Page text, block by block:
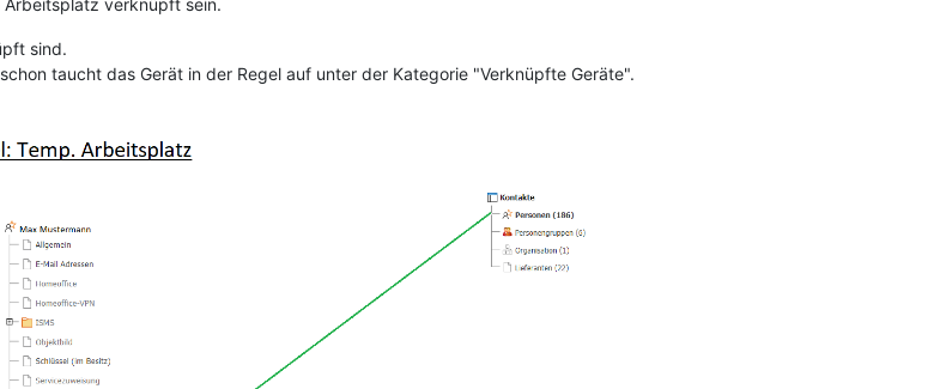
Arbeitsplatz verknüpft sein.
sind.
taucht das Gerät in der Regel auf unter der Kategorie "Verknüpfte Geräte".